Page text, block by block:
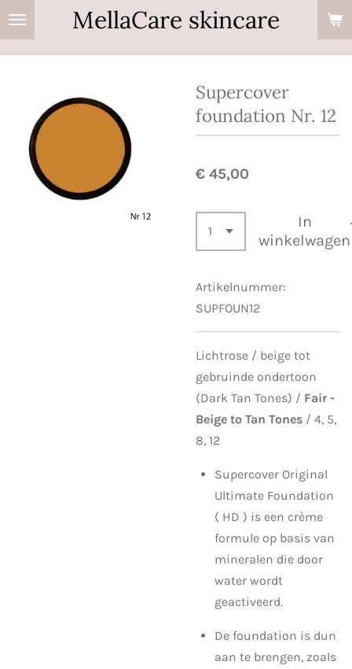
Ga
direct
hoofdinhoud
MellaCare skincare
Supercover
foundation Nr. 12
€ 45,00
In
winkelwagen
Artikelnummer:
SUPFOUN12
Lichtrose / beige tot
gebruinde ondertoon
(Dark Tan Tones) / Fair -
Beige to Tan Tones / 4, 5,
8, 12
Supercover Original
Ultimate Foundation
( HD ) is een crème
formule op basis van
mineralen die door
water wordt
geactiveerd.
De foundation is dun
aan te brengen, zoals